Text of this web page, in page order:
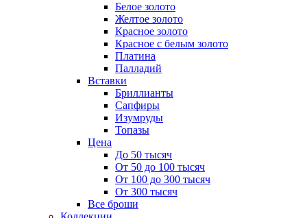
Белое золото
Желтое золото
Красное золото
Красное с белым золото
Платина
Палладий
Вставки
Бриллианты
Сапфиры
Изумруды
Топазы
Цена
До 50 тысяч
От 50 до 100 тысяч
От 100 до 300 тысяч
От 300 тысяч
Все броши